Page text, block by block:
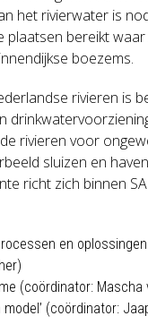
het rivierwater is
plaatsen bereikt
boezems.
rivieren is
rivieren voor
sluizen en
richt zich binnen
en
(coördinator: Mascha
model’ (coördinator: